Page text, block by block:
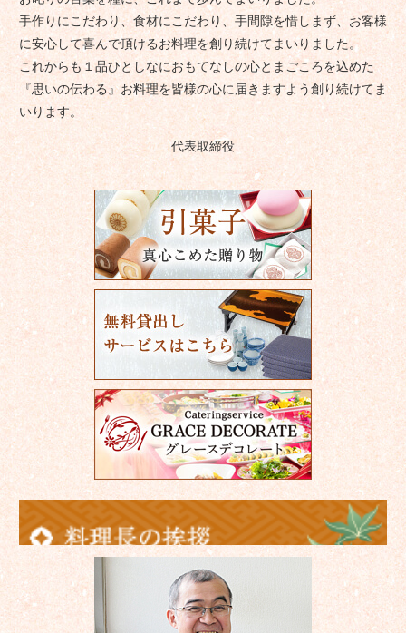
手作りにこだわり、食材にこだわり、手間隙を惜しまず、お客様
に安心して喜んで頂けるお料理を創り続けてまいりました。
これからも１品ひとしなにおもてなしの心とまごころを込めた
『思いの伝わる』お料理を皆様の心に届きますよう創り続けてま
いります。
代表取締役